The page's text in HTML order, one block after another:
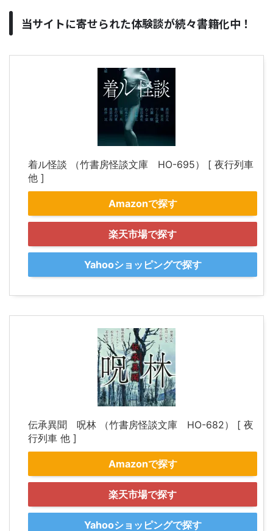
当サイトに寄せられた体験談が続々書籍化中！
着ル怪談 （竹書房怪談文庫 HO-695） [ 夜行列車
他 ]
Amazonで探す
楽天市場で探す
Yahooショッピングで探す
伝承異聞 呪林 （竹書房怪談文庫 HO-682） [ 夜
行列車 他 ]
Amazonで探す
楽天市場で探す
Yahooショッピングで探す